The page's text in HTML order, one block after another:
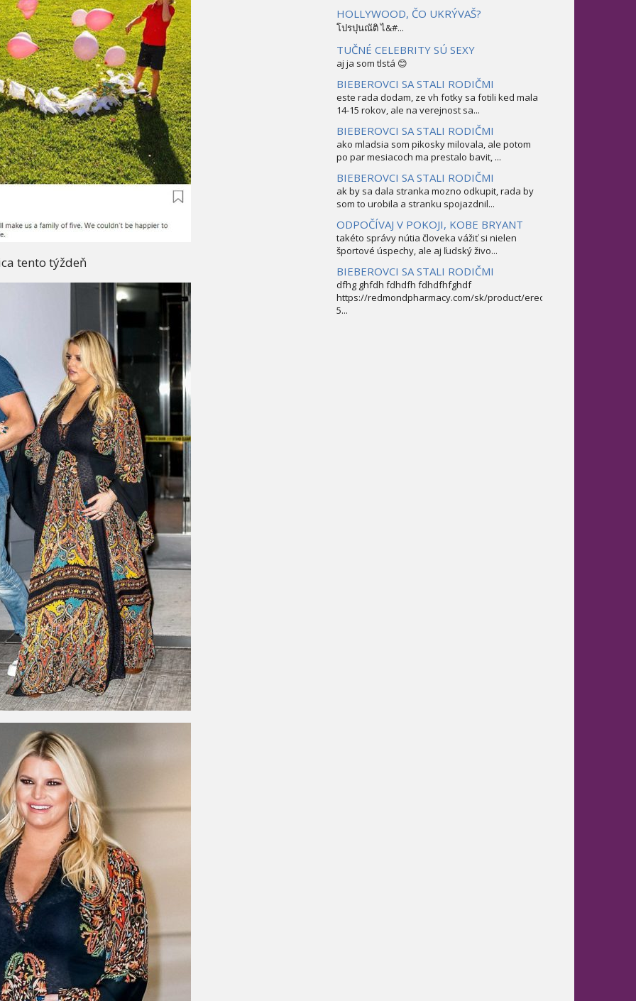
tento týždeň
HOLLYWOOD, ČO UKRÝVAŠ?
โปรปุนณัติ ไ&#...
TUČNÉ CELEBRITY SÚ SEXY
aj ja som tlstá 😊
BIEBEROVCI SA STALI RODIČMI
este rada dodam, ze vh fotky sa fotili ked mala
14-15 rokov, ale na verejnost sa...
BIEBEROVCI SA STALI RODIČMI
ako mladsia som pikosky milovala, ale potom
po par mesiacoch ma prestalo bavit, ...
BIEBEROVCI SA STALI RODIČMI
ak by sa dala stranka mozno odkupit, rada by
som to urobila a stranku spojazdnil...
ODPOČÍVAJ V POKOJI, KOBE BRYANT
takéto správy nútia človeka vážiť si nielen
športové úspechy, ale aj ľudský živo...
BIEBEROVCI SA STALI RODIČMI
dfhg ghfdh fdhdfh fdhdfhfghdf
https://redmondpharmacy.com/sk/product/erectofil-
5...